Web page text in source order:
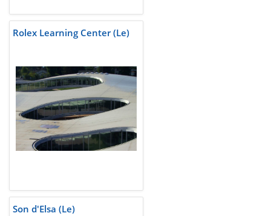
Rolex Learning Center (Le)
Son d'Elsa (Le)